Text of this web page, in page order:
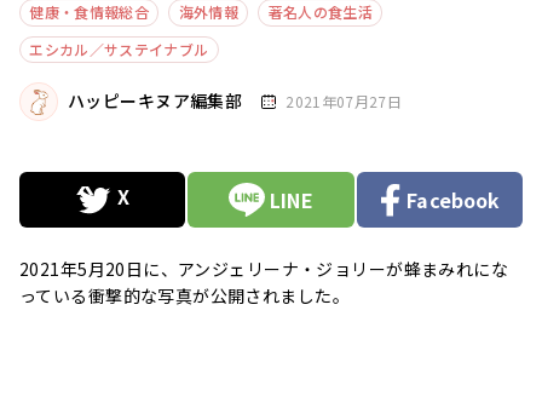
健康・食情報総合 海外情報
著名人の食生活
エシカル／サステイナブル
ハッピーキヌア編集部 2021年07月27日
LINE Facebook
2021年5月20日に、アンジェリーナ・ジョリーが蜂まみれにな
っている衝撃的な写真が公開されました。